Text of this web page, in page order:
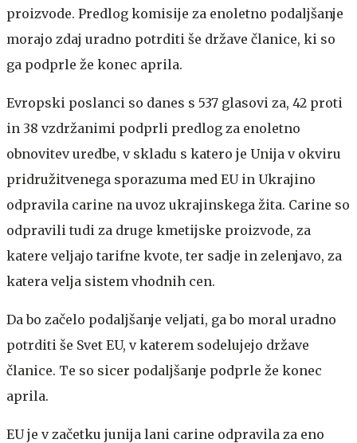
proizvode. Predlog komisije za enoletno podaljšanje
morajo zdaj uradno potrditi še države članice, ki so
ga podprle že konec aprila.
Evropski poslanci so danes s 537 glasovi za, 42 proti
in 38 vzdržanimi podprli predlog za enoletno
obnovitev uredbe, v skladu s katero je Unija v okviru
pridružitvenega sporazuma med EU in Ukrajino
odpravila carine na uvoz ukrajinskega žita. Carine so
odpravili tudi za druge kmetijske proizvode, za
katere veljajo tarifne kvote, ter sadje in zelenjavo, za
katera velja sistem vhodnih cen.
Da bo začelo podaljšanje veljati, ga bo moral uradno
potrditi še Svet EU, v katerem sodelujejo države
članice. Te so sicer podaljšanje podprle že konec
aprila.
EU je v začetku junija lani carine odpravila za eno